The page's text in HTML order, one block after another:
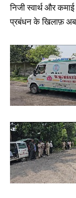
निजी स्वार्थ और
प्रबंधन के खिलाफ़ अब